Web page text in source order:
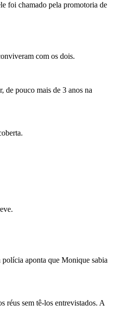
foi chamado pela promotoria de
com os dois.
de pouco mais de 3 anos na
aponta que Monique sabia
réus sem tê-los entrevistados. A